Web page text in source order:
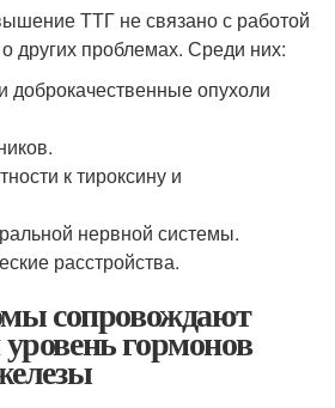
ТТГ не связано с работой
других проблемах. Среди них:
доброкачественные опухоли
к тироксину и
нервной системы.
расстройства.
сопровождают
гормонов